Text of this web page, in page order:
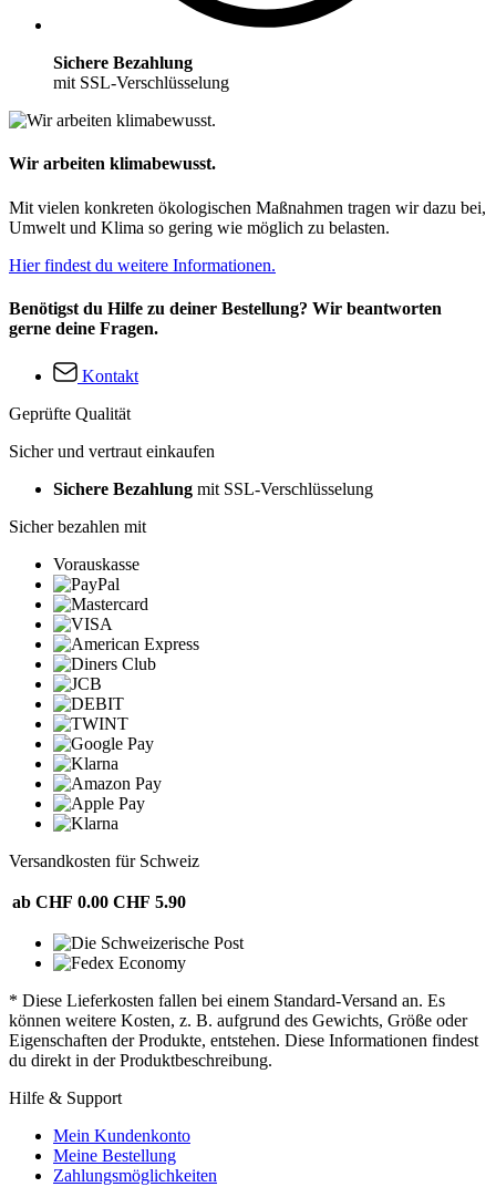
Sichere Bezahlung
mit SSL-Verschlüsselung
Wir arbeiten klimabewusst.
Mit vielen konkreten ökologischen Maßnahmen tragen wir dazu bei,
Umwelt und Klima so gering wie möglich zu belasten.
Hier findest du weitere Informationen.
Benötigst du Hilfe zu deiner Bestellung? Wir beantworten
gerne deine Fragen.
Kontakt
Geprüfte Qualität
Sicher und vertraut einkaufen
Sichere Bezahlung mit SSL-Verschlüsselung
Sicher bezahlen mit
Vorauskasse
Versandkosten für Schweiz
ab CHF 0.00 CHF 5.90
* Diese Lieferkosten fallen bei einem Standard-Versand an. Es
können weitere Kosten, z. B. aufgrund des Gewichts, Größe oder
Eigenschaften der Produkte, entstehen. Diese Informationen findest
du direkt in der Produktbeschreibung.
Hilfe & Support
Mein Kundenkonto
Meine Bestellung
Zahlungsmöglichkeiten